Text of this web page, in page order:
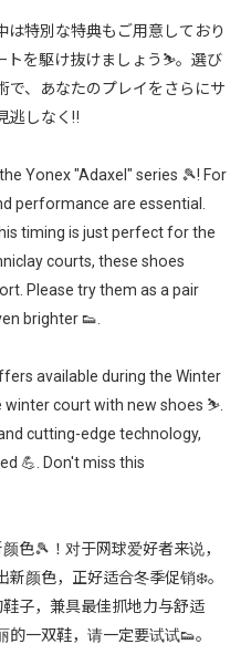
は特別な特典もご用意しており
トを駆け抜けましょう⛷️。選び
で、あなたのプレイをさらにサ
逃しなく‼️
Yonex "Adaxel" series 🎾! For
performance are essential.
timing is just perfect for the
courts, these shoes
Please try them as a pair
brighter 👟.
available during the Winter
winter court with new shoes ⛷️.
cutting-edge technology,
💪. Don't miss this
色🎾！对于网球爱好者来说，
新颜色，正好适合冬季促销❄️。
子，兼具最佳抓地力与舒适
一双鞋，请一定要试试👟。